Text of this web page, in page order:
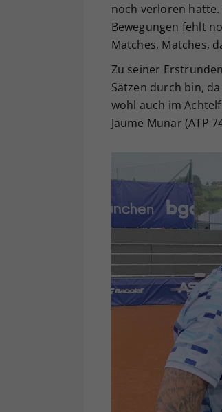
noch verloren
Bewegungen fehlt
Matches, Matches,
Zu seiner
Sätzen durch bin,
wohl auch im
Jaume Munar (ATP